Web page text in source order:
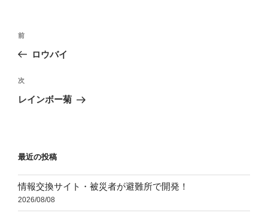
投
ビ
ゲ
ン
前
の
稿
前
ロウバイ
次
の
次
レインボー菊
最近の投稿
情報交換サイト・被災者が避難所で開発！
2026/08/08